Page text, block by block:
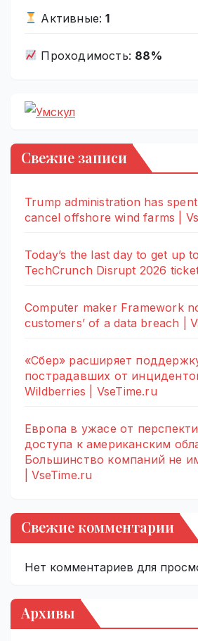
Активные:1
Проходимость: 88%
Свежие записи
Trump administration has
cancel offshore wind farms |
Today’s the last day to get up
TechCrunch Disrupt 2026
Computer maker Framework
customers’ of a data breach |
«Сбер» расширяет
пострадавших от
Wildberries | VseTime.ru
Европа в ужасе от
доступа к американским
Большинство компаний не
| VseTime.ru
Свежие комментарии
Нет комментариев для
Архивы